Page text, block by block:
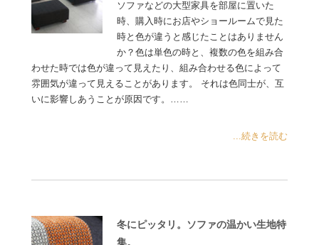
ソファなどの大型家具を部屋に置いた
時、購入時にお店やショールームで見た
時と色が違うと感じたことはありません
か？色は単色の時と、複数の色を組み合
わせた時では色が違って見えたり、組み合わせる色によって
雰囲気が違って見えることがあります。 それは色同士が、互
いに影響しあうことが原因です。……
...続きを読む
冬にピッタリ。ソファの温かい生地特
集。